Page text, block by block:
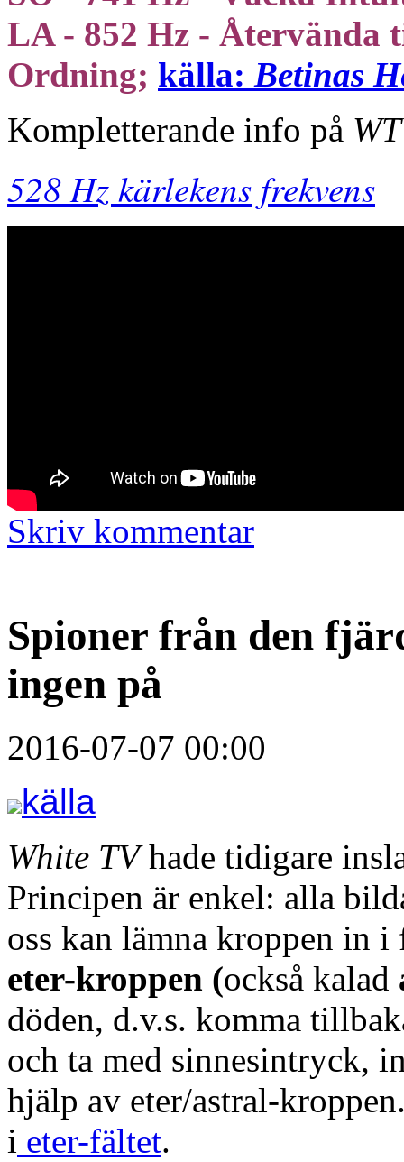
LA - 852 Hz - Återvända
Ordning; källa: Betinas
Kompletterande info på
528 Hz kärlekens frekvens
Skriv kommentar
Spioner från den
ingen på
2016-07-07 00:00
källa
White TVhade tidigare
Principen är enkel: alla
oss kan lämna kroppen in
eter-kroppen (också kalad
döden, d.v.s. komma
och ta med sinnesintryck,
hjälp av eter/astral-
i eter-fältet.